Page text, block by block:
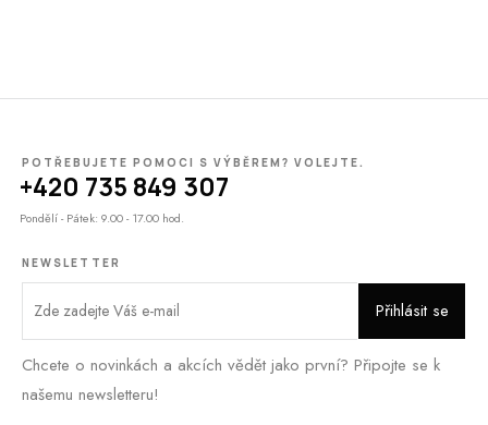
POTŘEBUJETE POMOCI S VÝBĚREM? VOLEJTE.
+420 735 849 307
Pondělí - Pátek: 9.00 - 17.00 hod.
NEWSLETTER
Chcete o novinkách a akcích vědět jako první? Připojte se k
našemu newsletteru!